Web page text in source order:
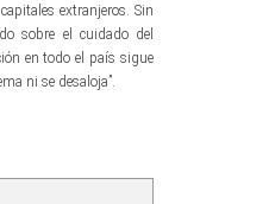
extranjeros. Sin
sobre el cuidado del
en todo el país sigue
ni se desaloja”.